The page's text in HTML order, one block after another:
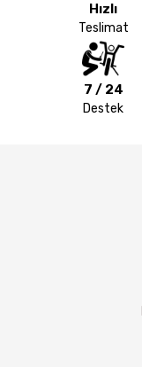
Hızlı
Teslimat
7 / 24
Destek